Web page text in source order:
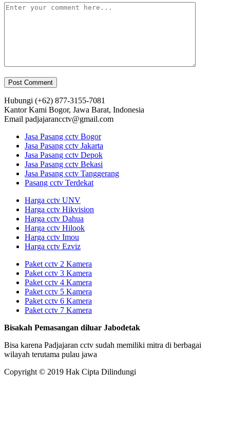
Hubungi (+62) 877-3155-7081
Kantor Kami Bogor, Jawa Barat, Indonesia
Email padjajarancctv@gmail.com
Jasa Pasang cctv Bogor
Jasa Pasang cctv Jakarta
Jasa Pasang cctv Depok
Jasa Pasang cctv Bekasi
Jasa Pasang cctv Tanggerang
Pasang cctv Terdekat
Harga cctv UNV
Harga cctv Hikvision
Harga cctv Dahua
Harga cctv Hilook
Harga cctv Imou
Harga cctv Ezviz
Paket cctv 2 Kamera
Paket cctv 3 Kamera
Paket cctv 4 Kamera
Paket cctv 5 Kamera
Paket cctv 6 Kamera
Paket cctv 7 Kamera
Bisakah Pemasangan diluar Jabodetak
Bisa karena Padjajaran cctv sudah memiliki mitra di berbagai
wilayah terutama pulau jawa
Copyright © 2019 Hak Cipta Dilindungi